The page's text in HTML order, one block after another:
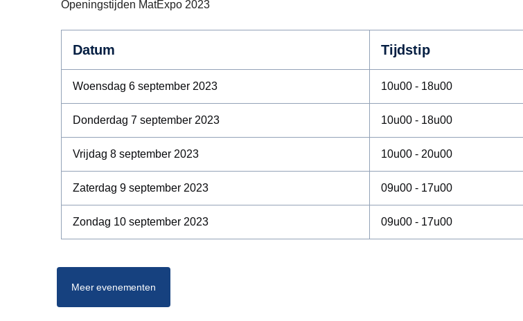
Openingstijden MatExpo 2023
Datum Tijdstip
Woensdag 6 september 2023 10u00 - 18u00
Donderdag 7 september 2023 10u00 - 18u00
Vrijdag 8 september 2023 10u00 - 20u00
Zaterdag 9 september 2023 09u00 - 17u00
Zondag 10 september 2023 09u00 - 17u00
Meer evenementen